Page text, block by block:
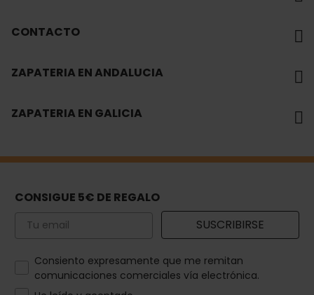
CONTACTO
ZAPATERIA EN ANDALUCIA
ZAPATERIA EN GALICIA
CONSIGUE 5€ DE REGALO
Email SUSCRIBIRSE
How would you like to hear from us?
Consiento expresamente que me remitan
comunicaciones comerciales vía electrónica.